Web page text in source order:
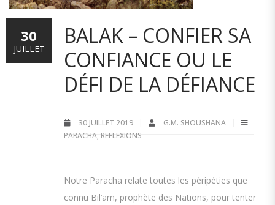
BALAK – CONFIER SA
CONFIANCE OU LE
DÉFI DE LA DÉFIANCE
30 JUILLET 2019
G.M. SHOUSHANA
PARACHA, REFLEXIONS
Notre Paracha relate toutes les péripéties que
connu Bil’am, prophète des Nations, pour tenter
30
JUILLET